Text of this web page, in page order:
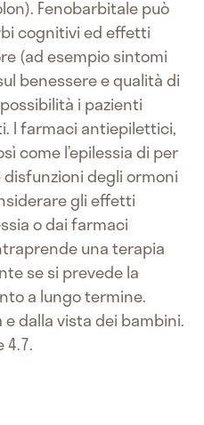
Fenobarbitale può
cognitivi ed effetti
(ad esempio sintomi
benessere e qualità di
i pazienti
I farmaci antiepilettici,
come l’epilessia di per
degli ormoni
gli effetti
o dai farmaci
una terapia
se si prevede la
a lungo termine.
dalla vista dei bambini.
4.7.